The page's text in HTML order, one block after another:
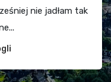
nie jadłam tak